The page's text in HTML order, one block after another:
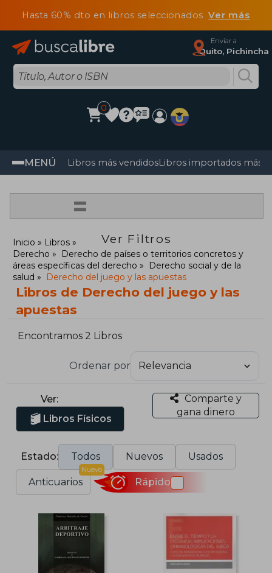
Hasta 60% dto en libros seleccionadosVer más
Enviar a
Quito, Pichincha
0
MENÚ Libros más vendidosLibros importados más
=
Ver Filtros
Inicio
Libros
Derecho
Derecho de países o territorios concretos y
áreas específicas del derecho
Derecho social y de la
salud
Derecho del juego y las apuestas
Libros de Derecho del juego y las
apuestas
Encontramos 2 Libros
Ordenar por
Ver:
Libros Físicos
Comparte y
gana dinero
Estado: Todos Nuevos Usados
Anticuarios
Nuevo
Rápido